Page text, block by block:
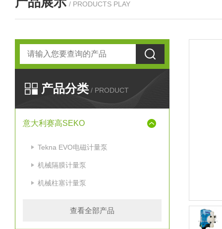
/ PRODUCTS PLAY
产品分类 / PRODUCT
意大利赛高SEKO
Tekna EVO电磁计量泵
机械隔膜计量泵
机械柱塞计量泵
查看全部产品